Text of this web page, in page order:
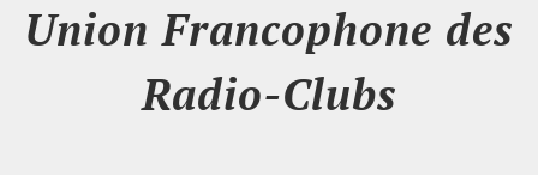
Union Francophone des
Radio-Clubs